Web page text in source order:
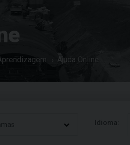
Ajuda Online
Idioma: